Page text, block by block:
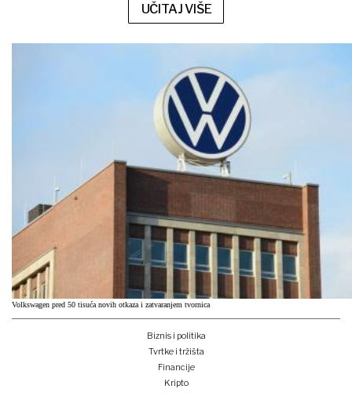
UČITAJ VIŠE
Volkswagen pred 50 tisuća novih otkaza i zatvaranjem tvornica
Biznis i politika
Tvrtke i tržišta
Financije
Kripto